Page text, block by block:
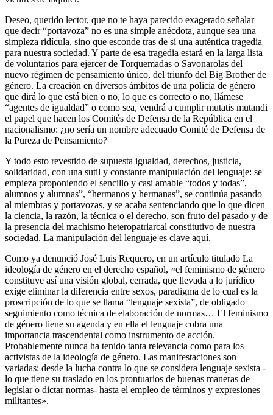
Deseo, querido lector, que no te haya parecido exagerado señalar
que decir “portavoza” no es una simple anécdota, aunque sea una
simpleza ridícula, sino que esconde tras de sí una auténtica tragedia
para nuestra sociedad. Y parte de esa tragedia estará en la larga lista
de voluntarios para ejercer de Torquemadas o Savonarolas del
nuevo régimen de pensamiento único, del triunfo del Big Brother de
género. La creación en diversos ámbitos de una policía de género
que dirá lo que está bien o no, lo que es correcto o no, llámese
“agentes de igualdad” o como sea, vendrá a cumplir mutatis mutandi
el papel que hacen los Comités de Defensa de la República en el
nacionalismo: ¿no sería un nombre adecuado Comité de Defensa de
la Pureza de Pensamiento?
Y todo esto revestido de supuesta igualdad, derechos, justicia,
solidaridad, con una sutil y constante manipulación del lenguaje: se
empieza proponiendo el sencillo y casi amable “todos y todas”,
alumnos y alumnas”, “hermanos y hermanas”, se continúa pasando
al miembras y portavozas, y se acaba sentenciando que lo que dicen
la ciencia, la razón, la técnica o el derecho, son fruto del pasado y de
la presencia del machismo heteropatriarcal constitutivo de nuestra
sociedad. La manipulación del lenguaje es clave aquí.
Como ya denunció José Luis Requero, en un artículo titulado La
ideología de género en el derecho español, «el feminismo de género
constituye así una visión global, cerrada, que llevada a lo jurídico
exige eliminar la diferencia entre sexos, paradigma de lo cual es la
proscripción de lo que se llama “lenguaje sexista”, de obligado
seguimiento como técnica de elaboración de normas… El feminismo
de género tiene su agenda y en ella el lenguaje cobra una
importancia trascendental como instrumento de acción.
Probablemente nunca ha tenido tanta relevancia como para los
activistas de la ideología de género. Las manifestaciones son
variadas: desde la lucha contra lo que se considera lenguaje sexista -
lo que tiene su traslado en los prontuarios de buenas maneras de
legislar o dictar normas- hasta el empleo de términos y expresiones
militantes».